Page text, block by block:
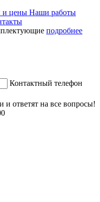
и цены Наши работы
подробнее
Контактный телефон
ответят на все вопросы!